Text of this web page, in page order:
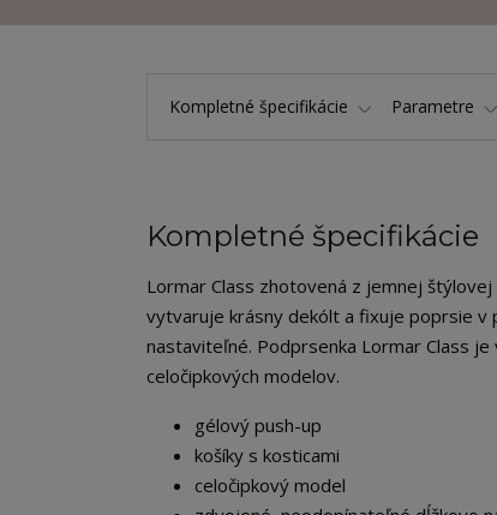
Kompletné špecifikácie Parametre
Kompletné špecifikácie
Lormar Class zhotovená z jemnej
vytvaruje krásny dekólt a fixuje poprsie v
nastaviteľné. Podprsenka Lormar Class
celočipkových modelov.
gélový push-up
košíky s kosticami
celočipkový model